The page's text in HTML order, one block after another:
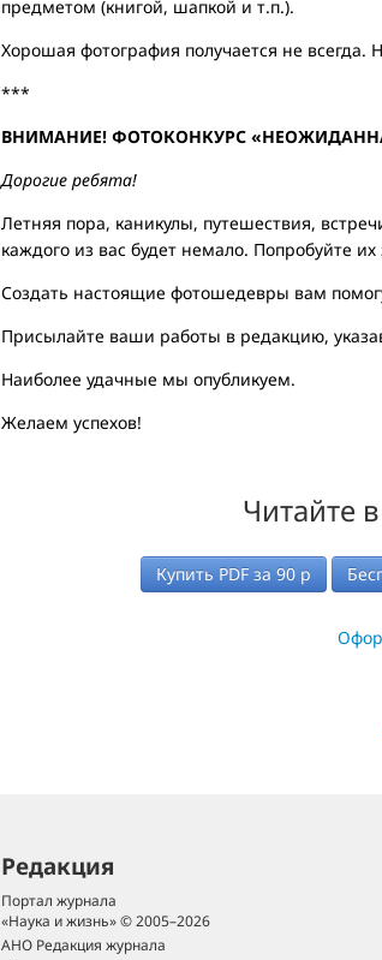
предметом (книгой, шапкой и т.п.).
Хорошая фотография получается не всегда.
***
ВНИМАНИЕ! ФОТОКОНКУРС
Дорогие ребята!
Летняя пора, каникулы, путешествия,
каждого из вас будет немало. Попробуйте их
Создать настоящие фотошедевры вам
Присылайте ваши работы в редакцию,
Наиболее удачные мы опубликуем.
Желаем успехов!
Читайте
Купить PDF за90 р
Редакция
Портал журнала
«Наука и жизнь» © 2005–2026
АНО Редакция журнала